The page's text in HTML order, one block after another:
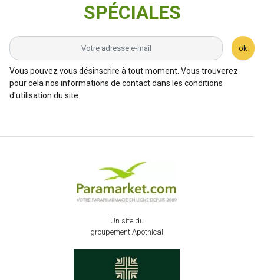
SPÉCIALES
ok
Vous pouvez vous désinscrire à tout moment. Vous trouverez
pour cela nos informations de contact dans les conditions
d'utilisation du site.
Un site du
groupement Apothical